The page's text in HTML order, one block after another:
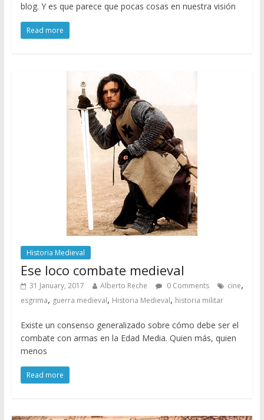
blog. Y es que parece que pocas cosas en nuestra visión
Read more
Historia Medieval
Ese loco combate medieval
31 January, 2017 Alberto Reche 0 Comments cine,
esgrima, guerra medieval, Historia Medieval, historia militar
Existe un consenso generalizado sobre cómo debe ser el
combate con armas en la Edad Media. Quien más, quien
menos
Read more